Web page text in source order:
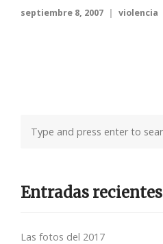
septiembre 8, 2007 violencia
Entradas recientes
Las fotos del 2017